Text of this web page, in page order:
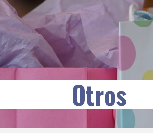
Otros